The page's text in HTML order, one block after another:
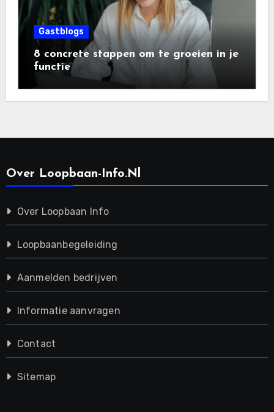
Gastblogs
8 concrete stappen om te groeien in je
functie
Over Loopbaan-Info.nl
Over Loopbaan Info
Loopbaanbegeleiding
Aanmelden bedrijven
Informatie aanvragen
Contact
Sitemap